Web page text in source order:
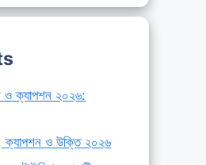
ও ক্যাপশন ২০২৬:
ক্যাপশন ও উক্তি ২০২৬